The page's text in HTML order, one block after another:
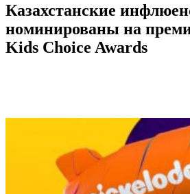
Казахстанские
номинированы на
Kids Choice Awards